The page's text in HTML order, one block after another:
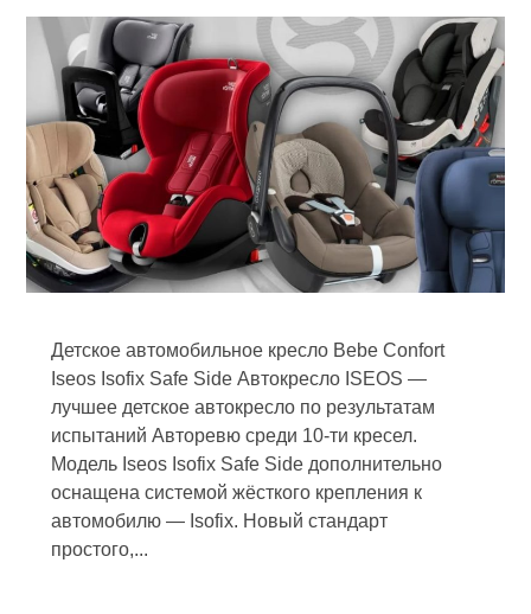
Детское автомобильное кресло Bebe Confort
Iseos Isofix Safe Side Автокресло ISEOS —
лучшее детское автокресло по результатам
испытаний Авторевю среди 10-ти кресел.
Модель Iseos Isofix Safe Side дополнительно
оснащена системой жёсткого крепления к
автомобилю — Isofix. Новый стандарт
простого,...